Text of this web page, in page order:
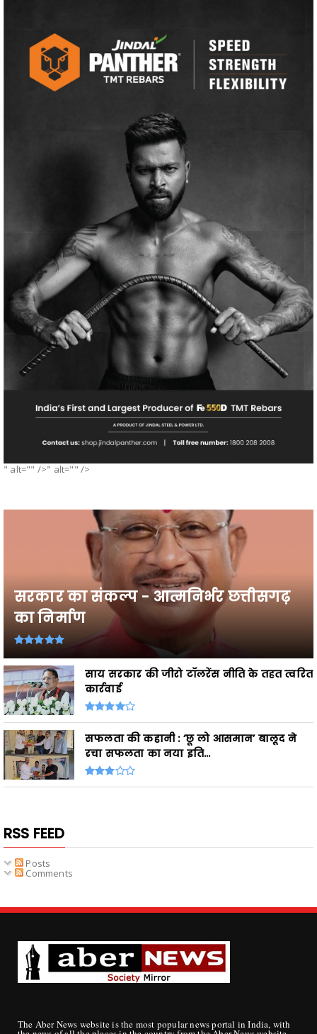
" alt="" />" alt="" />
सरकार का संकल्प - आत्मनिर्भर छत्तीसगढ़
का निर्माण
साय सरकार की जीरो टॉलरेंस नीति के तहत त्वरित
कार्रवाई
सफलता की कहानी : ‘छू लो आसमान’ बालूद ने
रचा सफलता का नया इति...
RSS FEED
Posts
Comments
The Aber News website is the most popular news portal in India, with